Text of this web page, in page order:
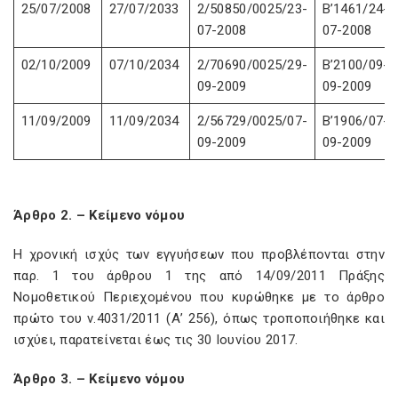
25/07/2008 27/07/2033
2/50850/0025/23-
07-2008
Β’1461/24-
07-2008
02/10/2009 07/10/2034
2/70690/0025/29-
09-2009
Β’2100/09-
09-2009
11/09/2009 11/09/2034
2/56729/0025/07-
09-2009
Β’1906/07-
09-2009
Άρθρο 2. – Κείμενο νόμου
Η χρονική ισχύς των εγγυήσεων που προβλέπονται στην
παρ. 1 του άρθρου 1 της από 14/09/2011 Πράξης
Νομοθετικού Περιεχομένου που κυρώθηκε με το άρθρο
πρώτο του ν.4031/2011 (Α’ 256), όπως τροποποιήθηκε και
ισχύει, παρατείνεται έως τις 30 Ιουνίου 2017.
Άρθρο 3. – Κείμενο νόμου